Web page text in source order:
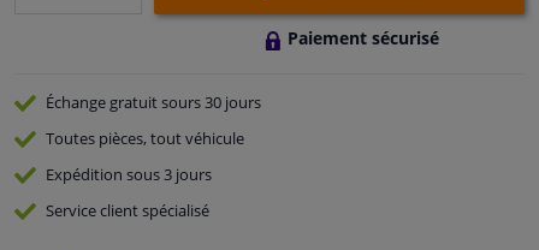
Paiement sécurisé
Échange gratuitsours 30 jours
Toutes pièces, tout véhicule
Expédition sous 3 jours
Serviceclient spécialisé